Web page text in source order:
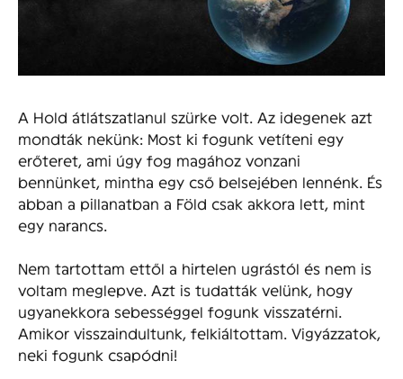
A Hold átlátszatlanul szürke volt. Az idegenek azt
mondták nekünk: Most ki fogunk vetíteni egy
erőteret, ami úgy fog magához vonzani
bennünket, mintha egy cső belsejében lennénk. És
abban a pillanatban a Föld csak akkora lett, mint
egy narancs.
Nem tartottam ettől a hirtelen ugrástól és nem is
voltam meglepve. Azt is tudatták velünk, hogy
ugyanekkora sebességgel fogunk visszatérni.
Amikor visszaindultunk, felkiáltottam. Vigyázzatok,
neki fogunk csapódni!